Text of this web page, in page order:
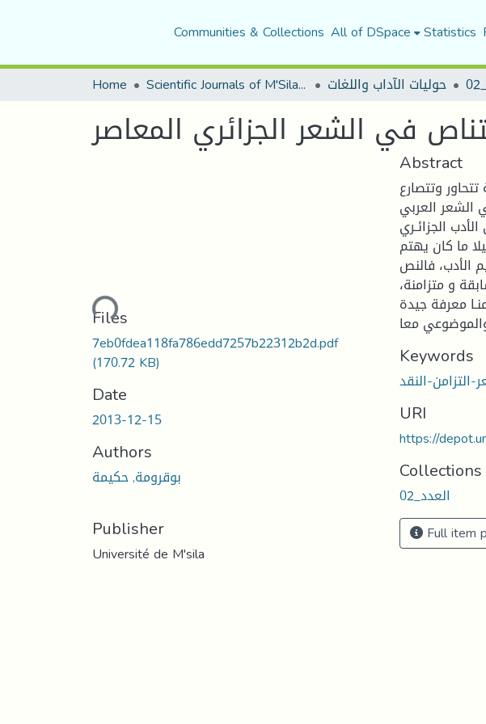
Communities & Collections All of DSpace Statistics
Home Scientific Journals of M'Sila University حوليات الآداب واللغات
في الشعر الجزائري المعاصر
Loading...
Files
7eb0fdea118fa786edd7257b22312b2d.pdf
(170.72 KB)
Date
2013-12-15
Authors
بوقرومة, حكيمة
Publisher
Université de M'sila
Abstract
وتتصارع
الشعر العربي
الجزائـري
ما كان يهتم
الأدب، فالنص
و متزامنة،
معرفة جيدة
معا
Keywords
URI
https://
Collections
العدد_02
Full item